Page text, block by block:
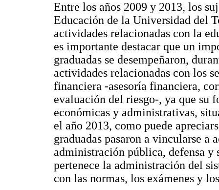
Entre los años 2009 y 2013, los
Educación de la Universidad del
actividades relacionadas con la
es importante destacar que un
graduadas se desempeñaron,
actividades relacionadas con los
financiera -asesoría financiera,
evaluación del riesgo-, ya que su
económicas y administrativas,
el año 2013, como puede
graduadas pasaron a vincularse a
administración pública, defensa y
pertenece la administración del
con las normas, los exámenes y